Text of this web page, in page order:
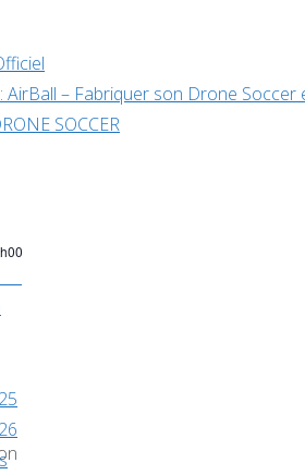
AirBall – Fabriquer son Drone Soccer
SOCCER